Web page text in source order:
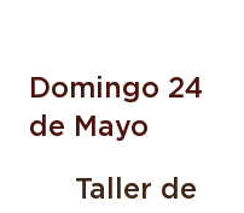
Domingo 24
de Mayo
Taller de